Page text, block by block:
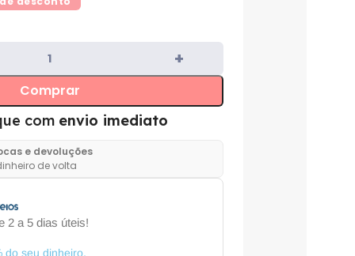
Comprar
com envio imediato
e devoluções
de volta
2 a 5 dias úteis!
do seu dinheiro.